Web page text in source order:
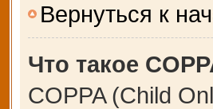
Вернуться к
Что такое
COPPA (Child